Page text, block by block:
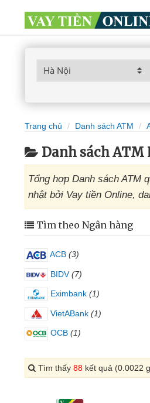
Trang chủ Danh sách ATM
Danh sách ATM
Tổng hợp Danh sách ATM
nhật bởi Vay tiền Online,
Tìm theo Ngân hàng
ACB (3)
BIDV (7)
Eximbank (1)
VietABank (1)
OCB (1)
Tìm thấy 88 kết quả (0.0022